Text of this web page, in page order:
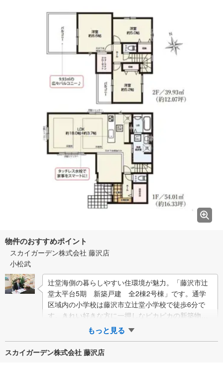
物件のおすすめポイント
スカイガーデン株式会社 藤沢店
小松武
辻堂海側の暮らしやすい住環境が魅力。「藤沢市辻
堂太平台5期 新築戸建 全2棟2号棟」です。通学
区域内の小学校は藤沢市立辻堂小学校で徒歩6分で
す。きれい好きな方に一押しなピカピカの新築物件
です。近年関心が高まっているエコを意識した省…
もっと見る
スカイガーデン株式会社 藤沢店